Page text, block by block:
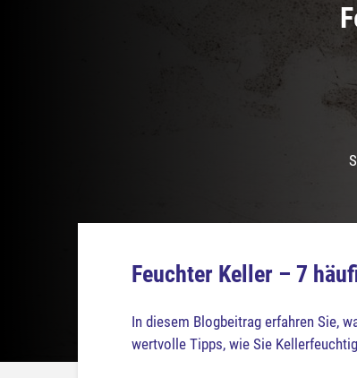
Feuchter Keller – 7
In diesem Blogbeitrag erfahren Sie,
wertvolle Tipps, wie Sie